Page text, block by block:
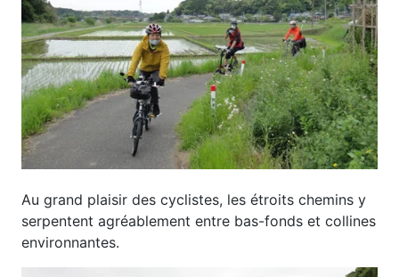
Au grand plaisir des cyclistes, les étroits chemins y
serpentent agréablement entre bas-fonds et collines
environnantes.